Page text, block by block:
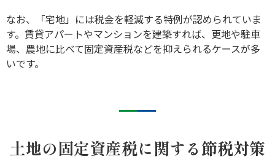
なお、「宅地」には税金を軽減する特例が認められていま
す。賃貸アパートやマンションを建築すれば、更地や駐車
場、農地に比べて固定資産税などを抑えられるケースが多
いです。
土地の固定資産税に関する節税対策